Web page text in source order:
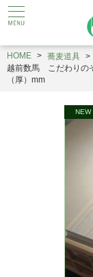
HOME 蕎麦道具
越前数馬 こだわりの
（厚）mm